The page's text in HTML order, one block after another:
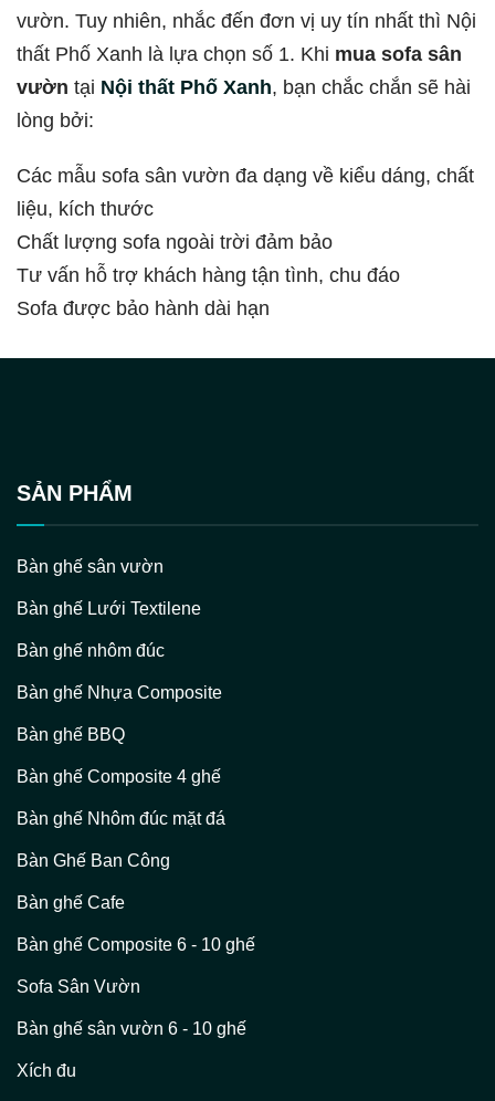
vườn. Tuy nhiên, nhắc đến đơn vị uy tín nhất thì Nội
thất Phố Xanh là lựa chọn số 1. Khi mua sofa sân
vườn tại Nội thất Phố Xanh, bạn chắc chắn sẽ hài
lòng bởi:
Các mẫu sofa sân vườn đa dạng về kiểu dáng, chất
liệu, kích thước
Chất lượng sofa ngoài trời đảm bảo
Tư vấn hỗ trợ khách hàng tận tình, chu đáo
Sofa được bảo hành dài hạn
SẢN PHẨM
Bàn ghế sân vườn
Bàn ghế Lưới Textilene
Bàn ghế nhôm đúc
Bàn ghế Nhựa Composite
Bàn ghế BBQ
Bàn ghế Composite 4 ghế
Bàn ghế Nhôm đúc mặt đá
Bàn Ghế Ban Công
Bàn ghế Cafe
Bàn ghế Composite 6 - 10 ghế
Sofa Sân Vườn
Bàn ghế sân vườn 6 - 10 ghế
Xích đu